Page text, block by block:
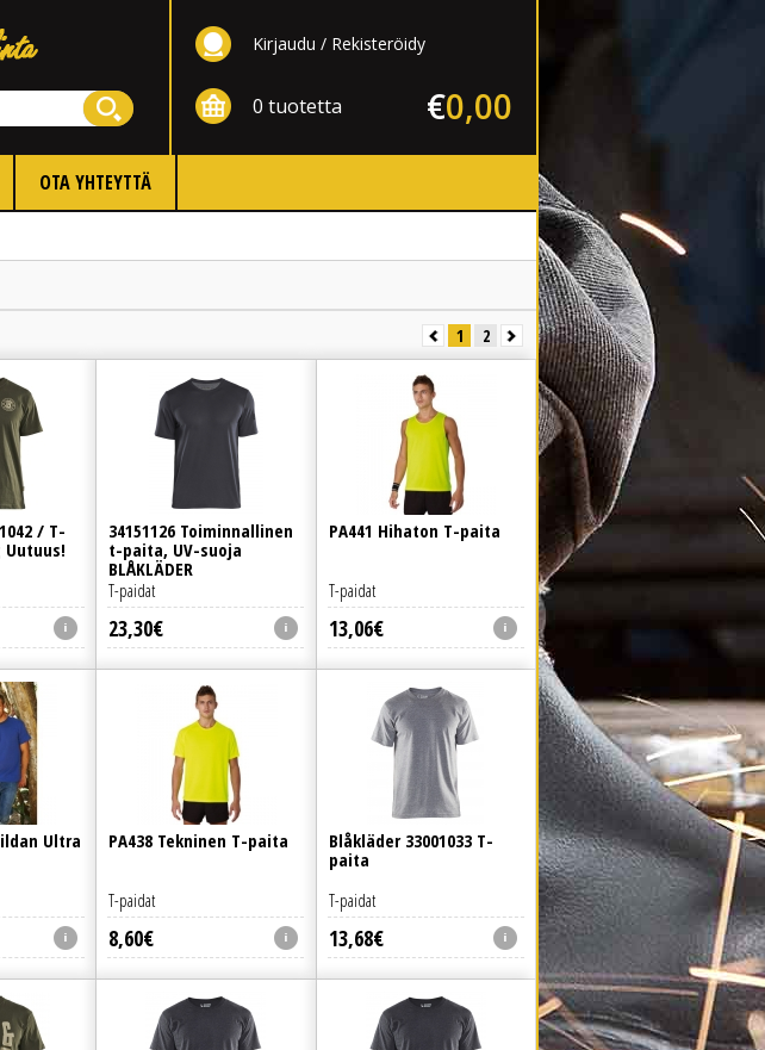
Kirjaudu Rekisteröidy
0 tuotetta 0,00
€
OTA YHTEYTTÄ
1 2
/ T-
34151126 Toiminnallinen
t-paita, UV-suoja
BLÅKLÄDER
23,30€
T-paidat
PA441 Hihaton T-paita
13,06€
T-paidat
Ultra
PA438 Tekninen T-paita
8,60€
T-paidat
Blåkläder 33001033 T-
paita
13,68€
T-paidat